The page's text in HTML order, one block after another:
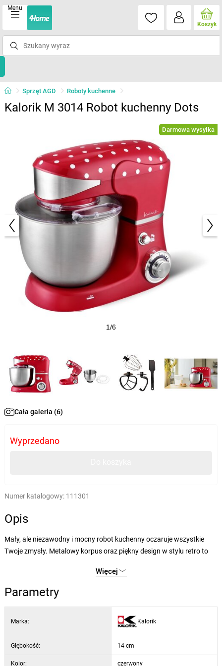
Menu
Koszyk
Sprzęt AGD Roboty kuchenne
Kalorik M 3014 Robot kuchenny Dots
Darmowa wysyłka
1/6
Cała galeria (6)
Wyprzedano
Numer katalogowy: 111301
Opis
Mały, ale niezawodny i mocny robot kuchenny oczaruje wszystkie
Twoje zmysły. Metalowy korpus oraz piękny design w stylu retro to
Parametry techniczne i specyfikacja:
bezpośredni napęd i układ mieszania planetarnego
łatwa i bezpieczna obsługa i czyszczenie
Więcej
Parametry
Marka: Kalorik
Głębokość: 14 cm
Kolor: czerwony